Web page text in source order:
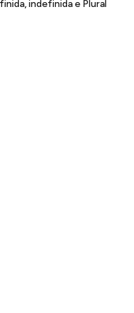
indefinida e Plural